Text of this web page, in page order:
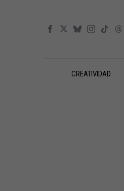
CREATIVIDAD